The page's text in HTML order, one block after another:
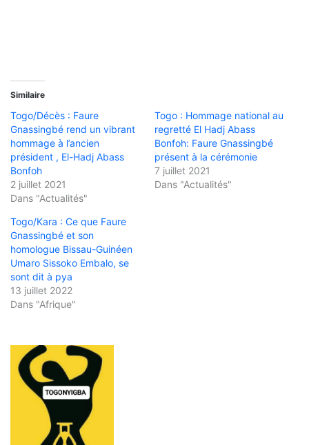
Similaire
Togo/Décès : Faure
Gnassingbé rend un vibrant
hommage à l’ancien
président , El-Hadj Abass
Bonfoh
2 juillet 2021
Dans "Actualités"
Togo : Hommage national au
regretté El Hadj Abass
Bonfoh: Faure Gnassingbé
présent à la cérémonie
7 juillet 2021
Dans "Actualités"
Togo/Kara : Ce que Faure
Gnassingbé et son
homologue Bissau-Guinéen
Umaro Sissoko Embalo, se
sont dit à pya
13 juillet 2022
Dans "Afrique"